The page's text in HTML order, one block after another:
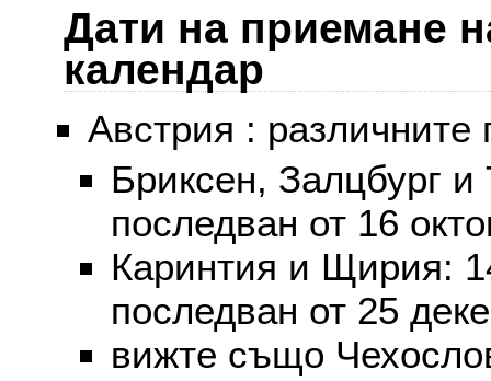
Дати на приемане
календар
Австрия :
Бриксен, Залцбург
последван от 16
Каринтия и Щирия:
последван от 25
вижте също